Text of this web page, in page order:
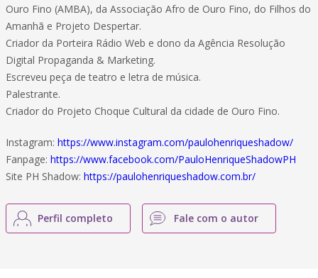
Ouro Fino (AMBA), da Associação Afro de Ouro Fino, do Filhos do
Amanhã e Projeto Despertar.
Criador da Porteira Rádio Web e dono da Agência Resolução
Digital Propaganda & Marketing.
Escreveu peça de teatro e letra de música.
Palestrante.
Criador do Projeto Choque Cultural da cidade de Ouro Fino.
Instagram: https://www.instagram.com/paulohenriqueshadow/
Fanpage: https://www.facebook.com/PauloHenriqueShadowPH
Site PH Shadow: https://paulohenriqueshadow.com.br/
Perfil completo Fale com o autor